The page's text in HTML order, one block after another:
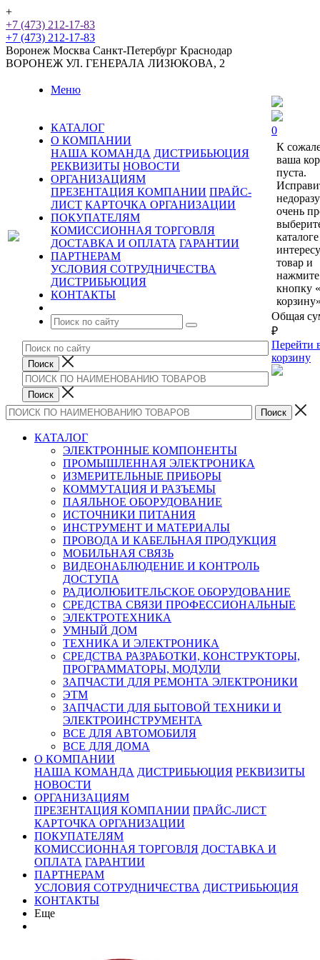
+
+7 (473) 212-17-83
+7 (473) 212-17-83
Воронеж Москва Санкт-Петербург Краснодар
ВОРОНЕЖ УЛ. ГЕНЕРАЛА ЛИЗЮКОВА, 2
Меню
КАТАЛОГ
О КОМПАНИИ
НАША КОМАНДА ДИСТРИБЬЮЦИЯ
РЕКВИЗИТЫ НОВОСТИ
ОРГАНИЗАЦИЯМ
ПРЕЗЕНТАЦИЯ КОМПАНИИ ПРАЙС-
ЛИСТ КАРТОЧКА ОРГАНИЗАЦИИ
ПОКУПАТЕЛЯМ
КОМИССИОННАЯ ТОРГОВЛЯ
ДОСТАВКА И ОПЛАТА ГАРАНТИИ
ПАРТНЕРАМ
УСЛОВИЯ СОТРУДНИЧЕСТВА
ДИСТРИБЬЮЦИЯ
КОНТАКТЫ
0
К
ваша
пуста.
очень
каталоге
товар и
нажмите
кнопку
Общая
₽
Перейти
корзину
КАТАЛОГ
ЭЛЕКТРОННЫЕ КОМПОНЕНТЫ
ПРОМЫШЛЕННАЯ ЭЛЕКТРОНИКА
ИЗМЕРИТЕЛЬНЫЕ ПРИБОРЫ
КОММУТАЦИЯ И РАЗЪЕМЫ
ПАЯЛЬНОЕ ОБОРУДОВАНИЕ
ИСТОЧНИКИ ПИТАНИЯ
ИНСТРУМЕНТ И МАТЕРИАЛЫ
ПРОВОДА И КАБЕЛЬНАЯ ПРОДУКЦИЯ
МОБИЛЬНАЯ СВЯЗЬ
ВИДЕОНАБЛЮДЕНИЕ И КОНТРОЛЬ
ДОСТУПА
РАДИОЛЮБИТЕЛЬСКОЕ ОБОРУДОВАНИЕ
СРЕДСТВА СВЯЗИ ПРОФЕССИОНАЛЬНЫЕ
ЭЛЕКТРОТЕХНИКА
УМНЫЙ ДОМ
ТЕХНИКА И ЭЛЕКТРОНИКА
СРЕДСТВА РАЗРАБОТКИ, КОНСТРУКТОРЫ,
ПРОГРАММАТОРЫ, МОДУЛИ
ЗАПЧАСТИ ДЛЯ РЕМОНТА ЭЛЕКТРОНИКИ
ЭТМ
ЗАПЧАСТИ ДЛЯ БЫТОВОЙ ТЕХНИКИ И
ЭЛЕКТРОИНСТРУМЕНТА
ВСЕ ДЛЯ АВТОМОБИЛЯ
ВСЕ ДЛЯ ДОМА
О КОМПАНИИ
НАША КОМАНДА ДИСТРИБЬЮЦИЯ РЕКВИЗИТЫ
НОВОСТИ
ОРГАНИЗАЦИЯМ
ПРЕЗЕНТАЦИЯ КОМПАНИИ ПРАЙС-ЛИСТ
КАРТОЧКА ОРГАНИЗАЦИИ
ПОКУПАТЕЛЯМ
КОМИССИОННАЯ ТОРГОВЛЯ ДОСТАВКА И
ОПЛАТА ГАРАНТИИ
ПАРТНЕРАМ
УСЛОВИЯ СОТРУДНИЧЕСТВА ДИСТРИБЬЮЦИЯ
КОНТАКТЫ
Еще